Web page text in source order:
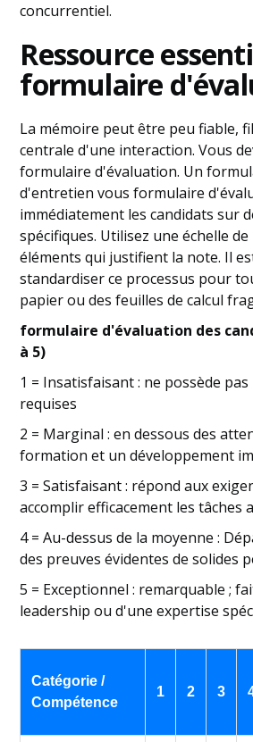
concurrentiel.
Ressource
formulaire
La mémoire peut être peu fiable,
centrale d'une interaction. Vous
formulaire d'évaluation. Un
d'entretien vous formulaire
immédiatement les candidats sur
spécifiques. Utilisez une échelle de
éléments qui justifient la note. Il
standardiser ce processus pour
papier ou des feuilles de calcul
formulaire d'évaluation des
à 5)
1 = Insatisfaisant : ne possède
requises
2 = Marginal : en dessous des
formation et un développement
3 = Satisfaisant : répond aux
accomplir efficacement les tâches
4 = Au-dessus de la moyenne :
des preuves évidentes de solides
5 = Exceptionnel : remarquable ;
leadership ou d'une expertise
Catégorie /
Compétence
1 2 3